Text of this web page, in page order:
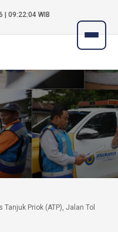
| 09:22:04 WIB
Priok (ATP), Jalan Tol